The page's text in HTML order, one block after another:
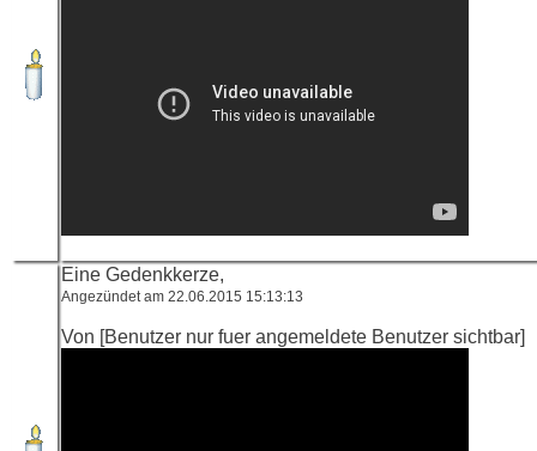
Eine Gedenkkerze,
Angezündet am 22.06.2015 15:13:13
Von [Benutzer nur fuer angemeldete Benutzer sichtbar]